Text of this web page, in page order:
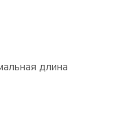
длина